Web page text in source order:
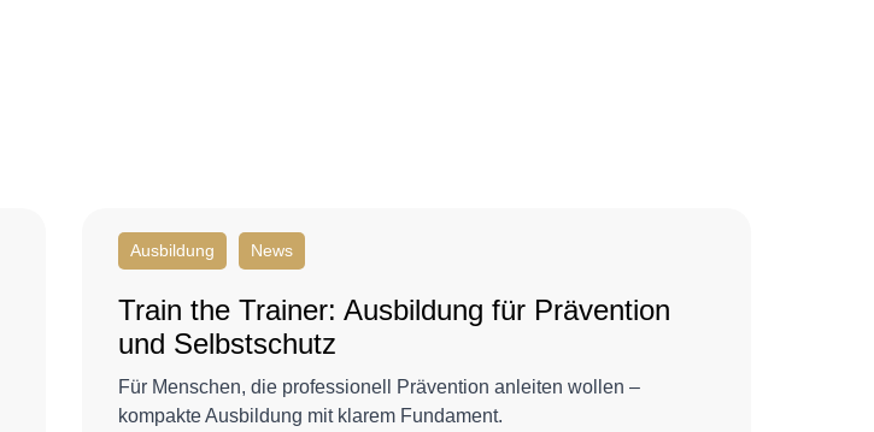
Ausbildung News
Train the Trainer: Ausbildung für Prävention
und Selbstschutz
Für Menschen, die professionell Prävention anleiten wollen –
kompakte Ausbildung mit klarem Fundament.